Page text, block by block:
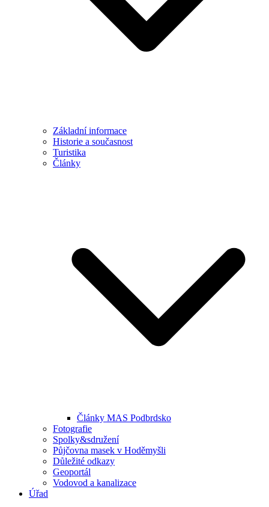
Základní informace
Historie a současnost
Turistika
Články
Články MAS Podbrdsko
Fotografie
Spolky&sdružení
Půjčovna masek v Hoděmyšli
Důležité odkazy
Geoportál
Vodovod a kanalizace
Úřad